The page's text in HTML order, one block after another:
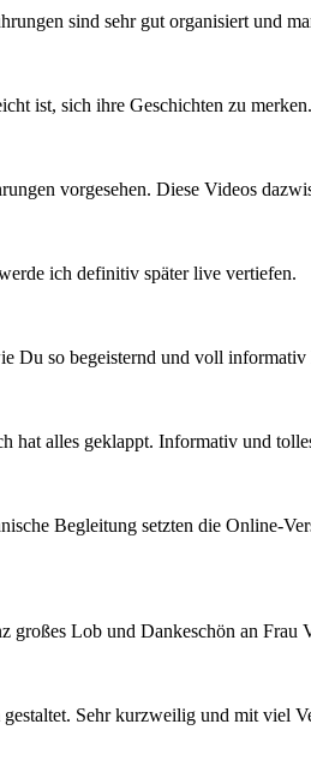
sind sehr gut organisiert und
ist, sich ihre Geschichten zu merken.
vorgesehen. Diese Videos
ich definitiv später live vertiefen.
so begeisternd und voll
hat alles geklappt. Informativ und
Begleitung setzten die Online-
Lob und Dankeschön an Frau
Sehr kurzweilig und mit viel